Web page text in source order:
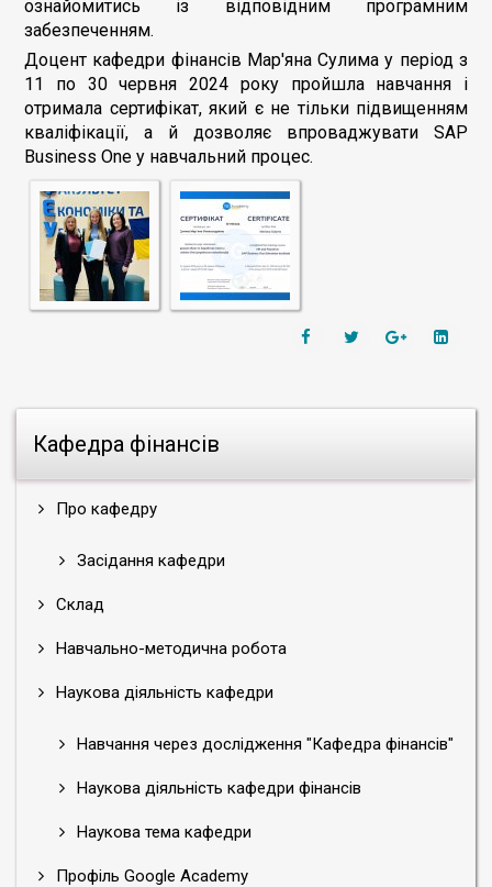
Кафедра фінансів
Про кафедру
Засідання кафедри
Склад
Навчально-методична робота
Наукова діяльність кафедри
Навчання через дослідження "Кафедра фінансів"
Наукова діяльність кафедри фінансів
Наукова тема кафедри
Профіль Google Academy
ознайомитись із відповідним програмним
забезпеченням.
Доцент кафедри фінансів Мар'яна Сулима у період з
11 по 30 червня 2024 року пройшла навчання і
отримала сертифікат, який є не тільки підвищенням
кваліфікації, а й дозволяє впроваджувати SAP
Business One у навчальний процес.